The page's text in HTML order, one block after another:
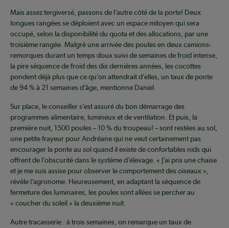
Mais assez tergiversé, passons de l’autre côté de la porte! Deux
longues rangées se déploient avec un espace mitoyen qui sera
occupé, selon la disponibilité du quota et des allocations, par une
troisième rangée. Malgré une arrivée des poules en deux camions-
remorques durant un temps doux suivi de semaines de froid intense,
la pire séquence de froid des dix dernières années, les cocottes
pondent déjà plus que ce qu’on attendrait d’elles, un taux de ponte
de 94 % à 21 semaines d’âge, mentionne Daniel.
Sur place, le conseiller s’est assuré du bon démarrage des
programmes alimentaire, lumineux et de ventilation. Et puis, la
première nuit, 1500 poules – 10 % du troupeau! – sont restées au sol,
une petite frayeur pour Andréane qui ne veut certainement pas
encourager la ponte au sol quand il existe de confortables nids qui
offrent de l’obscurité dans le système d’élevage. « J’ai pris une chaise
et je me suis assise pour observer le comportement des oiseaux »,
révèle l’agronome. Heureusement, en adaptant la séquence de
fermeture des luminaires, les poules sont allées se percher au
« coucher du soleil » la deuxième nuit.
Autre tracasserie : à trois semaines, on remarque un taux de